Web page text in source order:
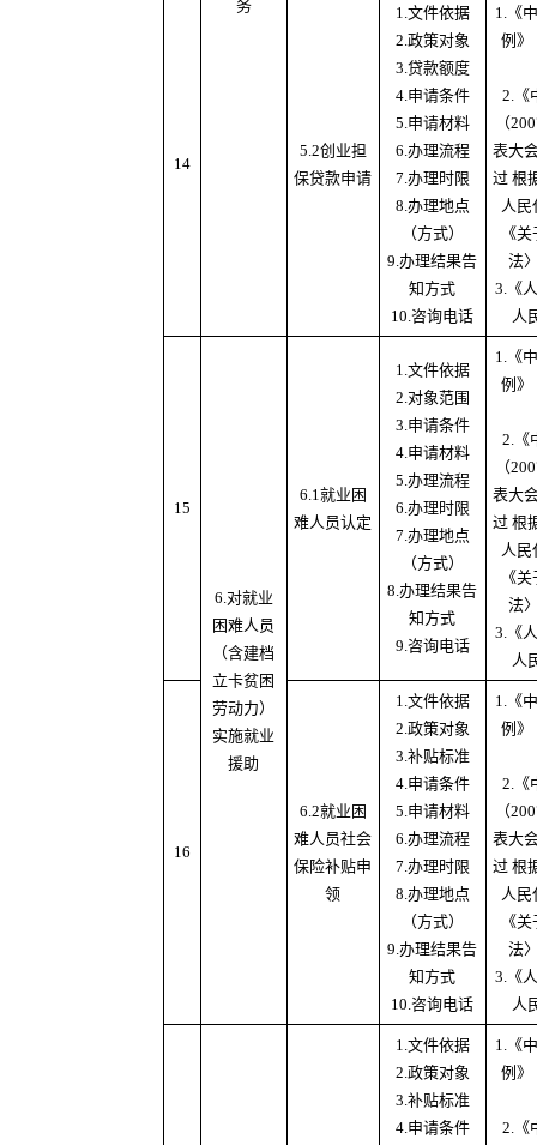
务
14
5.2创业担
保贷款申请
1.文件依据
2.政策对象
3.贷款额度
4.申请条件
5.申请材料
6.办理流程
7.办理时限
8.办理地点
（方式）
9.办理结果告
知方式
10.咨询电话
1.《
例》
2.《
（
表大
过 根
人民
《
法
3.《
人
15
6.对就业
困难人员
（含建档
立卡贫困
劳动力）
实施就业
援助
6.1就业困
难人员认定
1.文件依据
2.对象范围
3.申请条件
4.申请材料
5.办理流程
6.办理时限
7.办理地点
（方式）
8.办理结果告
知方式
9.咨询电话
1.《
例》
2.《
（
表大
过 根
人民
《
法
3.《
人
16
6.2就业困
难人员社会
保险补贴申
领
1.文件依据
2.政策对象
3.补贴标准
4.申请条件
5.申请材料
6.办理流程
7.办理时限
8.办理地点
（方式）
9.办理结果告
知方式
10.咨询电话
1.《
例》
2.《
（
表大
过 根
人民
《
法
3.《
人
1.文件依据
2.政策对象
3.补贴标准
4.申请条件
1.《
例》
2.《